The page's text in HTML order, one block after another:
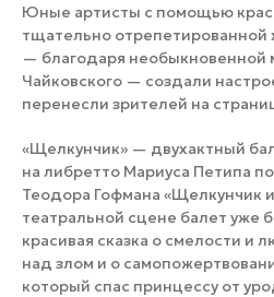
Юные артисты с помощью
тщательно отрепетированной
— благодаря необыкновенной
Чайковского — создали
перенесли зрителей на
«Щелкунчик» — двухактный
на либретто Мариуса Петипа
Теодора Гофмана «Щелкунчик
театральной сцене балет уже
красивая сказка о смелости и
над злом и о
который спас принцессу от